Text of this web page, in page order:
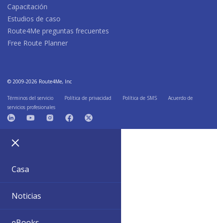
Capacitación
Estudios de caso
Route4Me preguntas frecuentes
Free Route Planner
© 2009-2026 Route4Me, Inc
Términos del servicio Política de privacidad Política de SMS
Acuerdo de
servicios profesionales
Casa
Noticias